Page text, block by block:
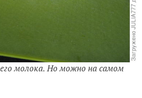
молока. Но можно на самом